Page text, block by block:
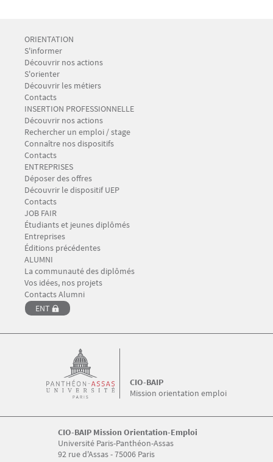
Menu Footer CIO-BAIP 1
ORIENTATION
S'informer
Découvrir nos actions
S'orienter
Découvrir les métiers
Contacts
Menu Footer CIO-BAIP 2
INSERTION PROFESSIONNELLE
Découvrir nos actions
Rechercher un emploi / stage
Connaître nos dispositifs
Contacts
Menu Footer CIO-BAIP 3
ENTREPRISES
Déposer des offres
Découvrir le dispositif UEP
Contacts
Menu Footer CIO-BAIP 4
JOB FAIR
Étudiants et jeunes diplômés
Entreprises
Éditions précédentes
Menu Footer CIO-BAIP 5
ALUMNI
La communauté des diplômés
Vos idées, nos projets
Contacts Alumni
ENT
Mission orientation emploi
CIO-BAIP
CIO-BAIP Mission Orientation-Emploi
Université Paris-Panthéon-Assas
92 rue d'Assas - 75006 Paris